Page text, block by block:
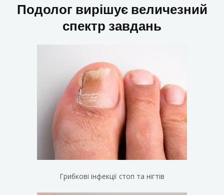
Подолог вирішує величезний
спектр завдань
Грибкові інфекції стоп та нігтів